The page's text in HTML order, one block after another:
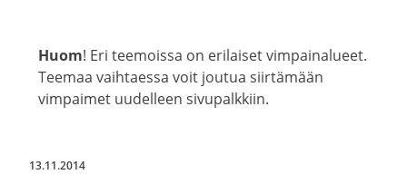
Huom! Eri teemoissa on erilaiset vimpainalueet.
Teemaa vaihtaessa voit joutua siirtämään
vimpaimet uudelleen sivupalkkiin.
13.11.2014